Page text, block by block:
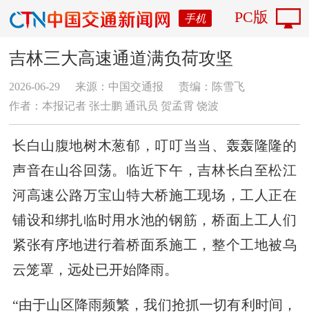
手机 PC版
吉林三大高速通道满负荷攻坚
2026-06-29 来源：中国交通报
责编：陈雪飞
作者：本报记者 张士鹏 通讯员 贺孟霄 饶波
长白山腹地树木葱郁，叮叮当当、轰轰隆隆的
声音在山谷回荡。临近下午，吉林长白至松江
河高速公路万宝山特大桥施工现场，工人正在
铺设和绑扎临时用水池的钢筋，桥面上工人们
紧张有序地进行着桥面系施工，整个工地被乌
云笼罩，远处已开始降雨。
“由于山区降雨频繁，我们抢抓一切有利时间，